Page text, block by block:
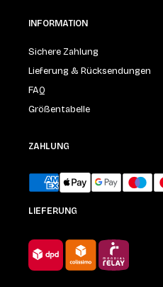
INFORMATION
Sichere Zahlung
Lieferung & Rücksendungen
FAQ
Größentabelle
ZAHLUNG
LIEFERUNG